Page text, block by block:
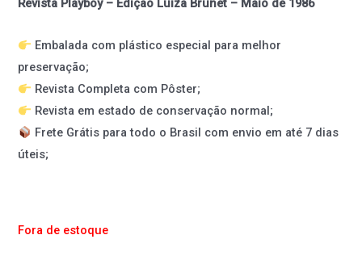
Embalada com plástico especial para melhor
preservação;
Revista Completa com Pôster;
Revista em estado de conservação normal;
Frete Grátis para todo o Brasil com envio em até 7 dias
úteis;
Fora de estoque